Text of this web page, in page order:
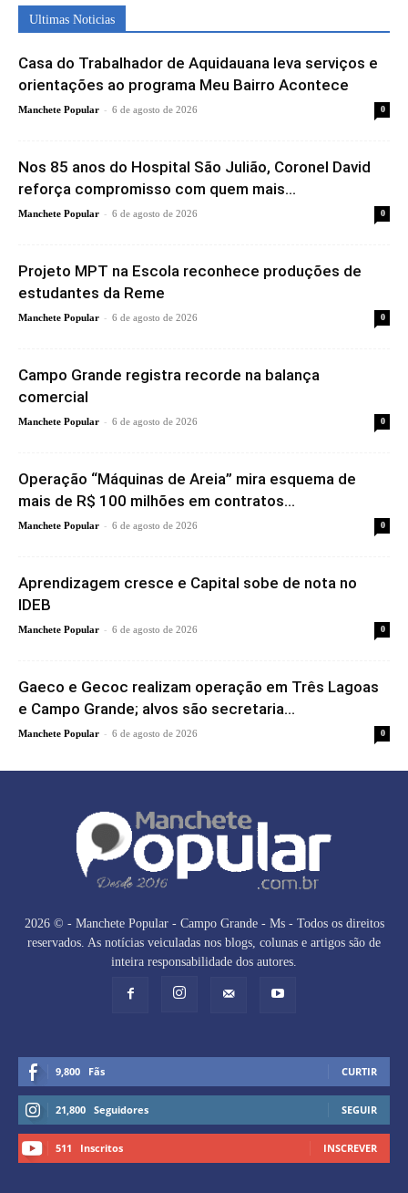
Ultimas Noticias
Casa do Trabalhador de Aquidauana leva serviços e
orientações ao programa Meu Bairro Acontece
Manchete Popular - 6 de agosto de 2026 0
Nos 85 anos do Hospital São Julião, Coronel David
reforça compromisso com quem mais...
Manchete Popular - 6 de agosto de 2026 0
Projeto MPT na Escola reconhece produções de
estudantes da Reme
Manchete Popular - 6 de agosto de 2026 0
Campo Grande registra recorde na balança
comercial
Manchete Popular - 6 de agosto de 2026 0
Operação “Máquinas de Areia” mira esquema de
mais de R$ 100 milhões em contratos...
Manchete Popular - 6 de agosto de 2026 0
Aprendizagem cresce e Capital sobe de nota no
IDEB
Manchete Popular - 6 de agosto de 2026 0
Gaeco e Gecoc realizam operação em Três Lagoas
e Campo Grande; alvos são secretaria...
Manchete Popular - 6 de agosto de 2026 0
2026 © - Manchete Popular - Campo Grande - Ms - Todos os direitos
reservados. As notícias veiculadas nos blogs, colunas e artigos são de
inteira responsabilidade dos autores.
9,800 Fãs CURTIR
21,800 Seguidores SEGUIR
511 Inscritos INSCREVER